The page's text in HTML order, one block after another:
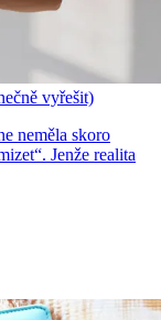
vyřešit)
neměla skoro
Jenže realita